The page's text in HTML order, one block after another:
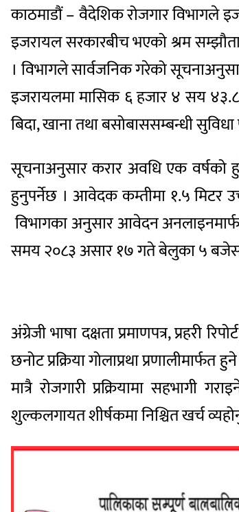
काठमाडौं – वैदेशिक रोजगार विभागले
इजरायल सरकारबीच भएको श्रम
। विभागले सार्वजनिक गरेको
इजरायलमा मासिक ६ हजार ४ सय
बिदा, खाना तथा बसोबाससम्बन्धी
सूचनाअनुसार करार अवधि एक वर्षको
हुनुपर्नेछ । आवेदक कम्तीमा १.५ मिटर
विभागका अनुसार आवेदन
समय २०८३ असार १७ गते बेलुका ५
अंग्रेजी भाषा दक्षता प्रमाणपत्र, प्रहरी
छनोट प्रक्रिया गोलाप्रथा
मात्रै रोजगारी प्रक्रियामा सहभागी
शुल्कलगायत शीर्षकमा निश्चित खर्च